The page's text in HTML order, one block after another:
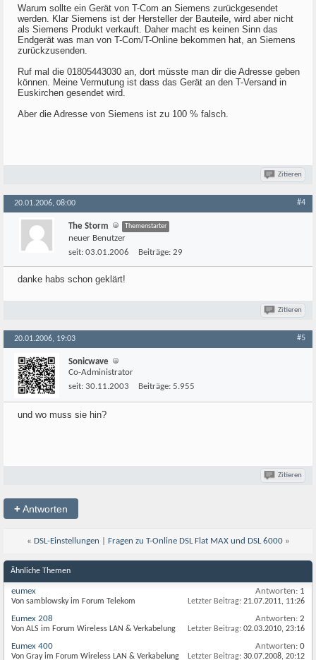
Warum sollte ein Gerät von T-Com an Siemens zurückgesendet
werden. Klar Siemens ist der Hersteller der Bauteile, wird aber nicht
als Siemens Produkt verkauft. Daher macht es keinen Sinn das
Endgerät was man von T-Com/T-Online bekommen hat, an Siemens
zurückzusenden.
Ruf mal die 01805443030 an, dort müsste man dir die Adresse geben
können. Meine Vermutung ist dass das Gerät an den T-Versand in
Euskirchen gesendet wird.
Aber die Adresse von Siemens ist zu 100 % falsch.
Zitieren
20.01.2006, 08:00 #4
The Storm Themenstarter
neuer Benutzer
seit: 03.01.2006 Beiträge: 29
danke habs schon geklärt!
Zitieren
20.01.2006, 19:03 #5
Sonicwave
Co-Administrator
seit: 30.11.2003 Beiträge: 5.955
und wo muss sie hin?
Zitieren
+Antworten
« DSL-Einstellungen Fragen zu T-Online DSL Flat MAX und DSL 6000 »
Ähnliche Themen
eumex
Von samblowsky im Forum Telekom
Antworten: 1
Letzter Beitrag: 21.07.2011, 11:26
Eumex 208
Von ALS im Forum Wireless LAN & Verkabelung
Antworten: 2
Letzter Beitrag: 02.03.2010, 23:16
Eumex 400
Von Gray im Forum Wireless LAN & Verkabelung
Antworten: 0
Letzter Beitrag: 30.07.2008, 20:12